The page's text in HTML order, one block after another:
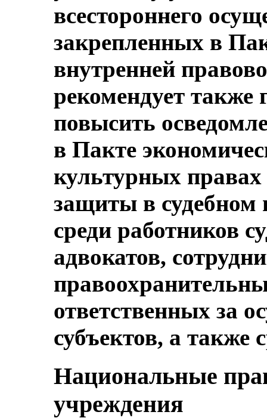
всестороннего
закрепленных в
внутренней
рекомендует также
повысить
в Пакте
культурных
защиты в судебном
среди работников
адвокатов,
ответственных за
субъектов, а также
Национальные
учреждения